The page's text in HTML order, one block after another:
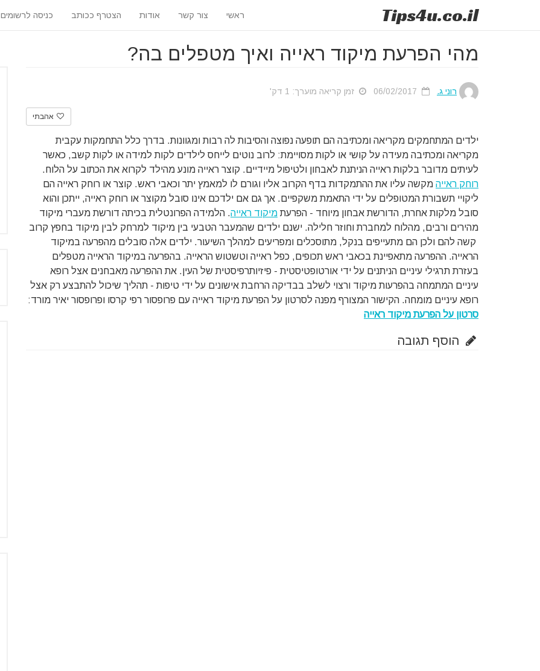
Tips4u.co.il ראשי צור קשר אודות הצטרף ככותב כניסה לרשומים
מהי הפרעת מיקוד ראייה ואיך מטפלים בה?
רוני ג. זמן קריאה מוערך: 1 דק'
אהבתי
ילדים המתחמקים מקריאה ומכתיבה הם תופעה נפוצה והסיבות לה רבות ומגוונות. בדרך כלל התחמקות עקבית
מקריאה ומכתיבה מעידה על קושי או לקות מסויימת: לרוב נוטים לייחס לילדים לקות למידה או לקות קשב, כאשר
לעיתים מדובר בלקות ראייה הניתנת לאבחון ולטיפול מיידיים. קוצר ראייה מונע מהילד לקרוא את הכתוב על הלוח.
רוחק ראייה מקשה עליו את ההתמקדות בדף הקרוב אליו וגורם לו למאמץ יתר וכאבי ראש. קוצר או רוחק ראייה הם
ליקויי תשבורת המטופלים על ידי התאמת משקפיים. אך גם אם ילדכם אינו סובל מקוצר או רוחק ראייה, ייתכן והוא
סובל מלקות אחרת, הדורשת אבחון מיוחד - הפרעת מיקוד ראייה. הלמידה הפרונטלית בכיתה דורשת מעברי מיקוד
מהירים ורבים, מהלוח למחברת וחוזר חלילה. ישנם ילדים שהמעבר הטבעי בין מיקוד למרחק לבין מיקוד בחפץ קרוב
קשה להם ולכן הם מתעייפים בנקל, מתוסכלים ומפריעים למהלך השיעור. ילדים אלה סובלים מהפרעה במיקוד
הראייה. ההפרעה מתאפיינת בכאבי ראש תכופים, כפל ראייה וטשטוש הראייה. בהפרעה במיקוד הראייה מטפלים
בעזרת תרגילי עיניים הניתנים על ידי אורטופטיסטית - פיזיותרפיסטית של העין. את ההפרעה מאבחנים אצל רופא
עיניים המתמחה בהפרעות מיקוד ורצוי לשלב בבדיקה הרחבת אישונים על ידי טיפות - תהליך שיכול להתבצע רק אצל
רופא עיניים מומחה. הקישור המצורף מפנה לסרטון על הפרעת מיקוד ראייה עם פרופסור רפי קרסו ופרופסור יאיר מורד:
סרטון על הפרעת מיקוד ראייה
הוסף תגובה